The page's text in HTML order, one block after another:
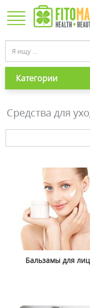
Категории
Средства для
Бальзамы для